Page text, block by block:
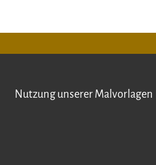
Nutzung unserer Malvorlagen